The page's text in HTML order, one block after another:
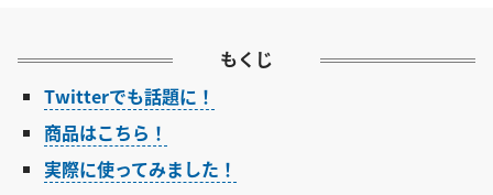
もくじ
Twitterでも話題に！
商品はこちら！
実際に使ってみました！